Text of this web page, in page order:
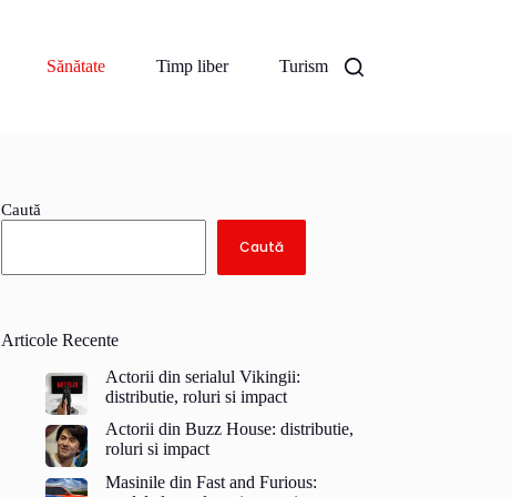
Sănătate Timp liber Turism
Caută
Caută
Articole Recente
Actorii din serialul Vikingii:
distributie, roluri si impact
Actorii din Buzz House: distributie,
roluri si impact
Masinile din Fast and Furious: